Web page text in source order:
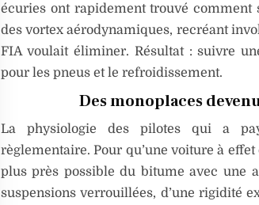
écuries ont rapidement trouvé
des vortex aérodynamiques, recréant
FIA voulait éliminer. Résultat : suivre
pour les pneus et le refroidissement.
Des monoplaces
La physiologie des pilotes qui a
règlementaire. Pour qu’une voiture à
plus près possible du bitume avec une
suspensions verrouillées, d’une rigidité